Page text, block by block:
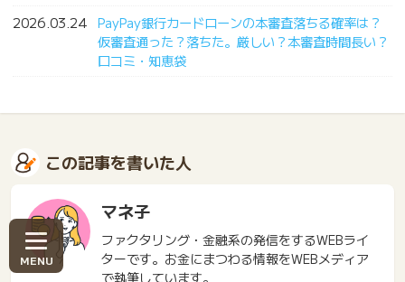
2026.03.24 PayPay銀行カードローンの本審査落ちる確率は？
仮審査通った？落ちた。厳しい？本審査時間長い？
口コミ・知恵袋
この記事を書いた人
マネ子
ファクタリング・金融系の発信をするWEBライ
ターです。お金にまつわる情報をWEBメディア
で執筆しています。